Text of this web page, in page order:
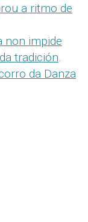
a ritmo de
non impide
tradición.
da Danza